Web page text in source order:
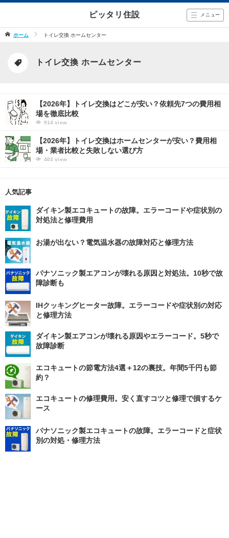
ピッタリ住設 メニュー
ホーム トイレ交換 ホームセンター
トイレ交換 ホームセンター
【2026年】トイレ交換はどこが安い？依頼先7つの費用相
場を徹底比較
914 view
【2026年】トイレ交換はホームセンターが安い？費用相
場・業者比較と失敗しない選び方
403 view
人気記事
ダイキン製エコキュートの故障。エラーコードや症状別の
対処法と修理費用
お湯が出ない？電気温水器の故障対応と修理方法
パナソニック製エアコンが壊れる原因と対処法。10秒で故
障診断も
IHクッキングヒーター故障。エラーコードや症状別の対応
と修理方法
ダイキン製エアコンが壊れる原因やエラーコード。5秒で
故障診断
エコキュートの節電方法4選＋12の裏技。年間5千円も節
約？
エコキュートの修理費用。安く直すコツと修理で損するケ
ース
パナソニック製エコキュートの故障。エラーコードと症状
別の対処・修理方法